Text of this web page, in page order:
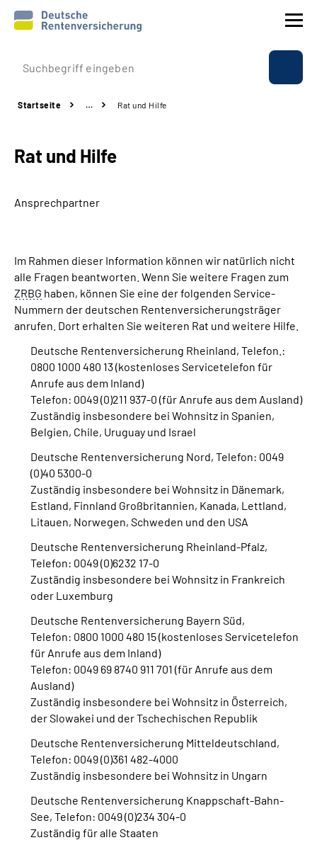
Prävention
Rente
Beratung & Kontakt
Über uns & Presse
Online-Services
Suche
Language
Inhalte in Gebärdensprache (DGS)
Leichte Sprache
Mein Kundenportal
Startseite … Rat und Hilfe
Rat und Hilfe
Ansprechpartner
Im Rahmen dieser Information können wir natürlich nicht
alle Fragen beantworten. Wenn Sie weitere Fragen zum
ZRBG haben, können Sie eine der folgenden Service-
Nummern der deutschen Rentenversicherungsträger
anrufen. Dort erhalten Sie weiteren Rat und weitere Hilfe.
Deutsche Rentenversicherung Rheinland, Telefon.:
0800 1000 480 13 (kostenloses Servicetelefon für
Anrufe aus dem Inland)
Telefon: 0049 (0)211 937-0 (für Anrufe aus dem Ausland)
Zuständig insbesondere bei Wohnsitz in Spanien,
Belgien, Chile, Uruguay und Israel
Deutsche Rentenversicherung Nord, Telefon: 0049
(0)40 5300-0
Zuständig insbesondere bei Wohnsitz in Dänemark,
Estland, Finnland Großbritannien, Kanada, Lettland,
Litauen, Norwegen, Schweden und den USA
Deutsche Rentenversicherung Rheinland-Pfalz,
Telefon: 0049 (0)6232 17-0
Zuständig insbesondere bei Wohnsitz in Frankreich
oder Luxemburg
Deutsche Rentenversicherung Bayern Süd,
Telefon: 0800 1000 480 15 (kostenloses Servicetelefon
für Anrufe aus dem Inland)
Telefon: 0049 69 8740 911 701 (für Anrufe aus dem
Ausland)
Zuständig insbesondere bei Wohnsitz in Österreich,
der Slowakei und der Tschechischen Republik
Deutsche Rentenversicherung Mitteldeutschland,
Telefon: 0049 (0)361 482-4000
Zuständig insbesondere bei Wohnsitz in Ungarn
Deutsche Rentenversicherung Knappschaft-Bahn-
See, Telefon: 0049 (0)234 304-0
Zuständig für alle Staaten